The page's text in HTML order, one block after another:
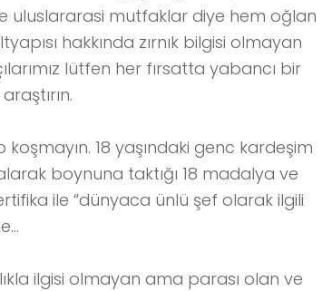
uluslararasi mutfaklar diye hem oğlan
hakkında zırnık bilgisi olmayan
lütfen her fırsatta yabancı bir
18 yaşındaki genc kardeşim
boynuna taktığı 18 madalya ve
ile “dünyaca ünlü şef olarak ilgili
ilgisi olmayan ama parası olan ve